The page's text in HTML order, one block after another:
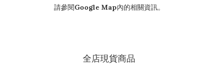
請參閱Google Map內的相關資訊。
全店現貨商品